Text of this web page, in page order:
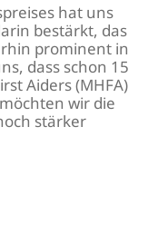
hat uns
bestärkt, das
prominent in
dass schon 15
Aiders (MHFA)
wir die
stärker